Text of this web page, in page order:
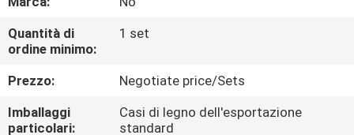
GIRO
DELLA
FABBRICA
Quantità di
ordine minimo:
1 set
Prezzo:
Negotiate price/Sets
Imballaggi
particolari:
Casi di legno dell'esportazione
standard